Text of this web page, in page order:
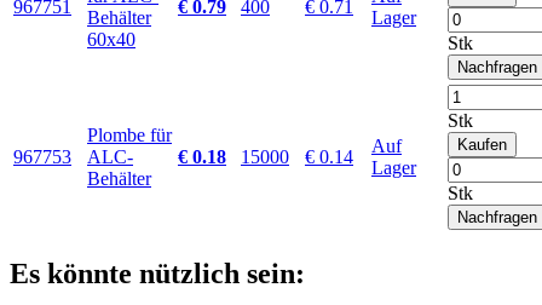
967751
Behälter
60x40
€ 0.79 400 € 0.71
Lager
Stk
Nachfragen
967753
Plombe für
ALC-
Behälter
€ 0.18 15000 € 0.14
Auf
Lager
Stk
Kaufen
Stk
Nachfragen
Es könnte nützlich sein: